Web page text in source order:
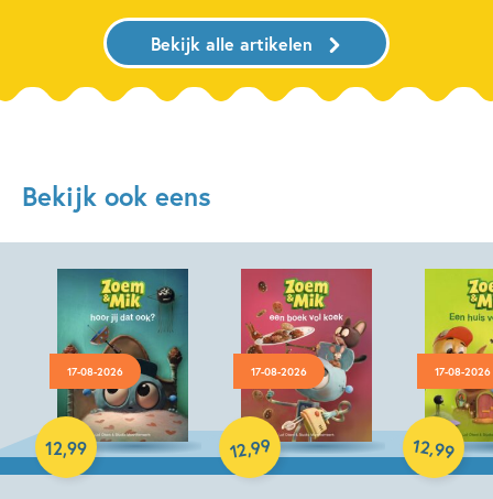
Bekijk alle artikelen
Bekijk ook eens
17-08-2026
12,99
Hardcover
17-08-2026
12,99
Hardcover
17-08-2026
12,99
Hardcover